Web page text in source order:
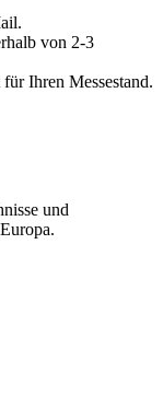
von 2-3
Ihren Messestand.
und